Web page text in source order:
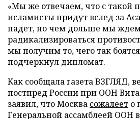
«Мы же отвечаем, что с такой
исламисты придут вслед за
падет, но чем дольше мы
радикализироваться
мы получим то, чего так
подчеркнул дипломат.
Как сообщала газета ВЗГЛЯД,
постпред России при ООН
заявил, что Москва сожалеет о
Генеральной ассамблеей ООН